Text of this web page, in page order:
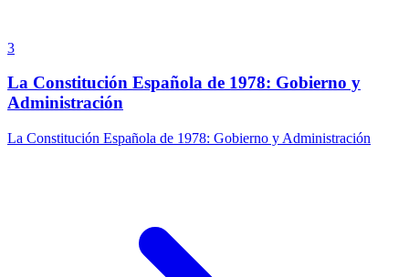
3
La Constitución Española de 1978: Gobierno y
Administración
La Constitución Española de 1978: Gobierno y Administración